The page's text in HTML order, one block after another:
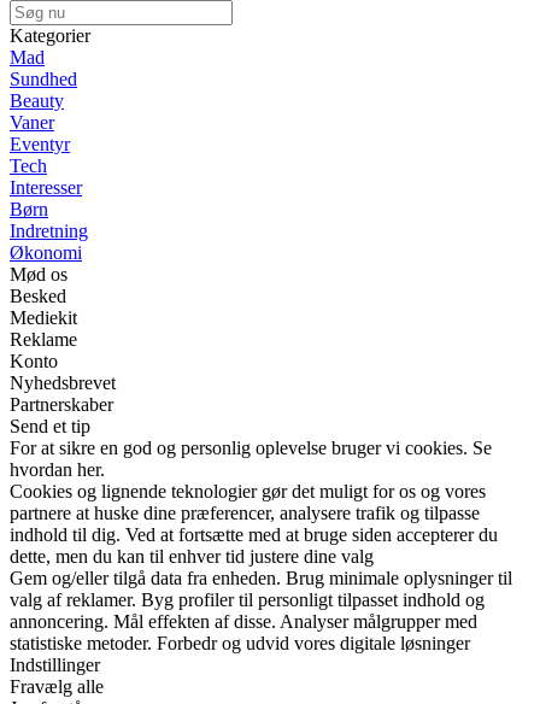
Kategorier
Mad
Sundhed
Beauty
Vaner
Eventyr
Tech
Interesser
Børn
Indretning
Økonomi
Mød os
Besked
Mediekit
Reklame
Konto
Nyhedsbrevet
Partnerskaber
Send et tip
For at sikre en god og personlig oplevelse bruger vi cookies. Se
hvordan her.
Cookies og lignende teknologier gør det muligt for os og vores
partnere at huske dine præferencer, analysere trafik og tilpasse
indhold til dig. Ved at fortsætte med at bruge siden accepterer du
dette, men du kan til enhver tid justere dine valg
Gem og/eller tilgå data fra enheden. Brug minimale oplysninger til
valg af reklamer. Byg profiler til personligt tilpasset indhold og
annoncering. Mål effekten af disse. Analyser målgrupper med
statistiske metoder. Forbedr og udvid vores digitale løsninger
Indstillinger
Fravælg alle